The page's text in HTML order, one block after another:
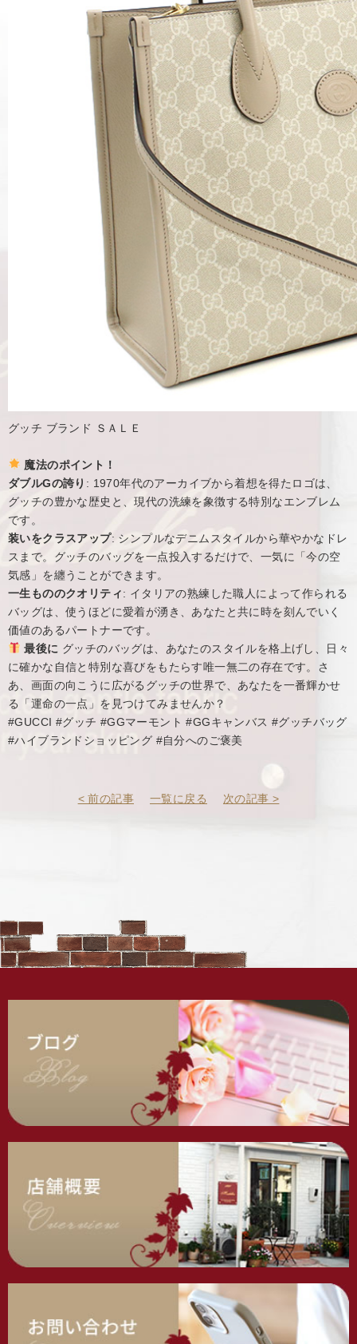
グッチ ブランド ＳＡＬＥ
魔法のポイント！
ダブルGの誇り : 1970年代のアーカイブから着想を得たロゴは、
グッチの豊かな歴史と、現代の洗練を象徴する特別なエンブレム
です。
装いをクラスアップ: シンプルなデニムスタイルから華やかなドレ
スまで。グッチのバッグを一点投入するだけで、一気に「今の空
気感」を纏うことができます。
一生もののクオリティ: イタリアの熟練した職人によって作られる
バッグは、使うほどに愛着が湧き、あなたと共に時を刻んでいく
価値のあるパートナーです。
最後に グッチのバッグは、あなたのスタイルを格上げし、日々
に確かな自信と特別な喜びをもたらす唯一無二の存在です。さ
あ、画面の向こうに広がるグッチの世界で、あなたを一番輝かせ
る「運命の一点」を見つけてみませんか？
#GUCCI #グッチ #GGマーモント #GGキャンバス #グッチバッグ
#ハイブランドショッピング #自分へのご褒美
< 前の記事 一覧に戻る 次の記事 >